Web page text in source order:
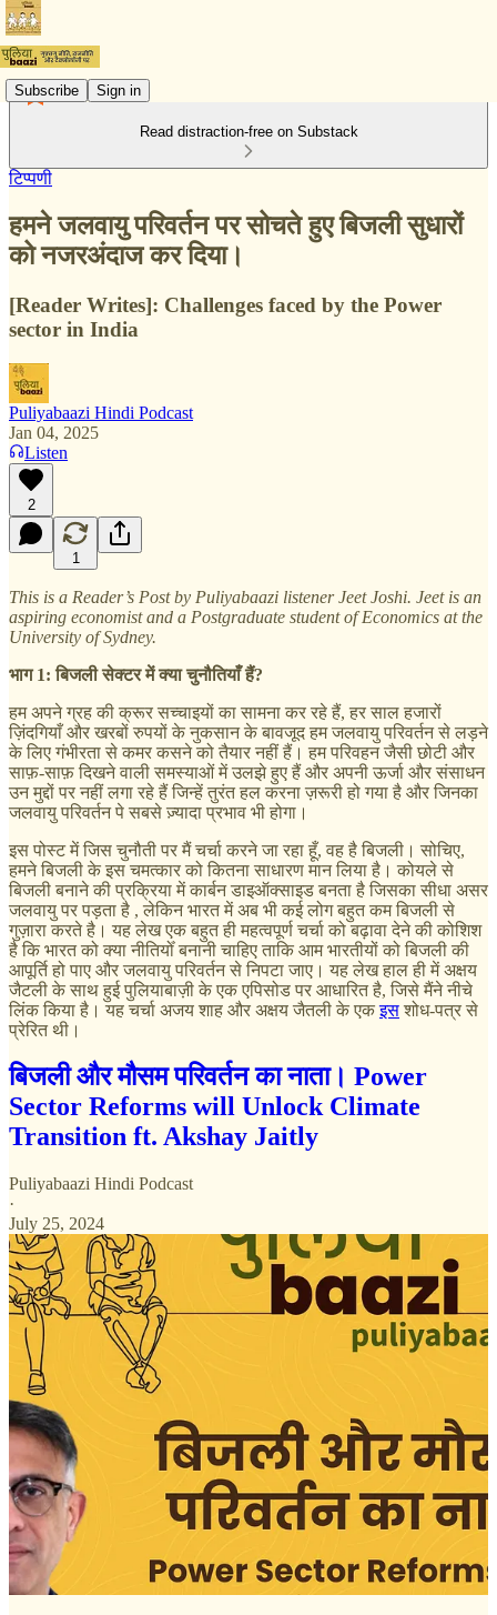
Subscribe Sign in
Read distraction-free on Substack
टिप्पणी
हमने जलवायु परिवर्तन पर सोचते हुए बिजली सुधारों
को नजरअंदाज कर दिया।
[Reader Writes]: Challenges faced by the Power
sector in India
Puliyabaazi Hindi Podcast
Jan 04, 2025
Listen
2
1
This is a Reader’s Post by Puliyabaazi listener Jeet Joshi. Jeet is an
aspiring economist and a Postgraduate student of Economics at the
University of Sydney.
भाग 1: बिजली सेक्टर में क्या चुनौतियाँ हैं?
हम अपने ग्रह की क्रूर सच्चाइयों का सामना कर रहे हैं, हर साल हजारों
ज़िंदगियाँ और खरबों रुपयों के नुकसान के बावजूद हम जलवायु परिवर्तन से लड़ने
के लिए गंभीरता से कमर कसने को तैयार नहीं हैं। हम परिवहन जैसी छोटी और
साफ़-साफ़ दिखने वाली समस्याओं में उलझे हुए हैं और अपनी ऊर्जा और संसाधन
उन मुद्दों पर नहीं लगा रहे हैं जिन्हें तुरंत हल करना ज़रूरी हो गया है और जिनका
जलवायु परिवर्तन पे सबसे ज़्यादा प्रभाव भी होगा।
इस पोस्ट में जिस चुनौती पर मैं चर्चा करने जा रहा हूँ, वह है बिजली। सोचिए,
हमने बिजली के इस चमत्कार को कितना साधारण मान लिया है। कोयले से
बिजली बनाने की प्रक्रिया में कार्बन डाइऑक्साइड बनता है जिसका सीधा असर
जलवायु पर पड़ता है , लेकिन भारत में अब भी कई लोग बहुत कम बिजली से
गुज़ारा करते है। यह लेख एक बहुत ही महत्वपूर्ण चर्चा को बढ़ावा देने की कोशिश
है कि भारत को क्या नीतियोँ बनानी चाहिए ताकि आम भारतीयों को बिजली की
आपूर्ति हो पाए और जलवायु परिवर्तन से निपटा जाए। यह लेख हाल ही में अक्षय
जैटली के साथ हुई पुलियाबाज़ी के एक एपिसोड पर आधारित है, जिसे मैंने नीचे
लिंक किया है। यह चर्चा अजय शाह और अक्षय जैतली के एकइस शोध-पत्र से
प्रेरित थी।
बिजली और मौसम परिवर्तन का नाता। Power
Sector Reforms will Unlock Climate
Transition ft. Akshay Jaitly
Puliyabaazi Hindi Podcast
·
July 25, 2024